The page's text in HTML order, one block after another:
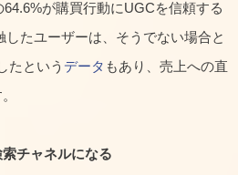
64.6%が購買行動にUGCを信頼する
たユーザーは、そうでない場合と
たという データ もあり、売上への直
索チャネルになる